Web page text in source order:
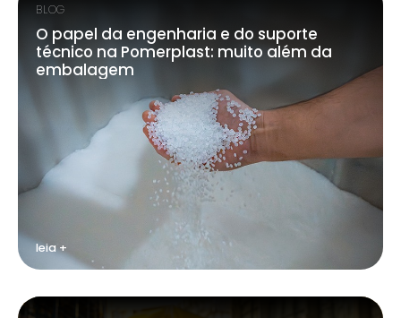
BLOG
O papel da engenharia e do suporte
técnico na Pomerplast: muito além da
embalagem
leia +